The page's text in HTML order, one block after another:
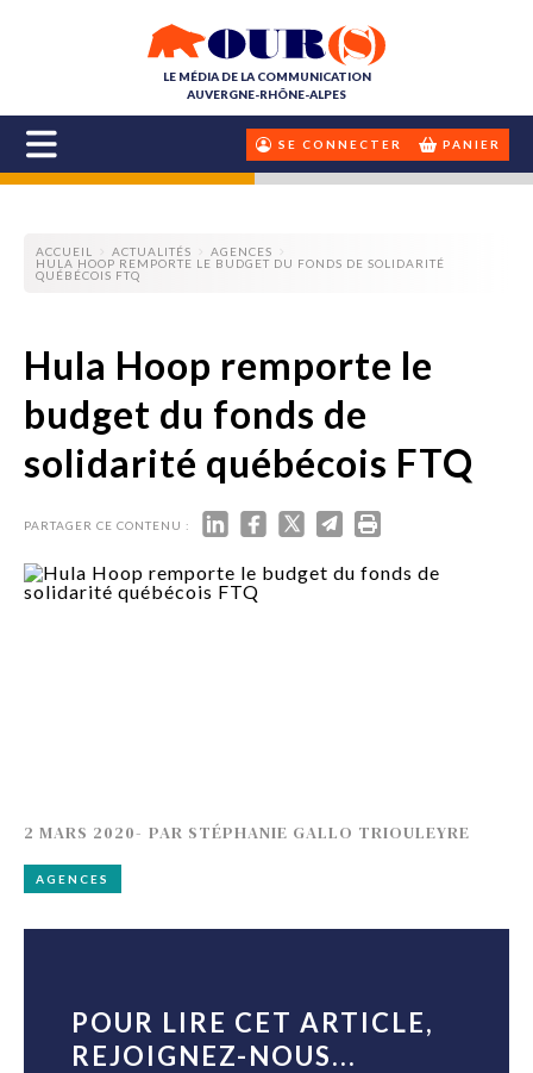
LE MÉDIA DE LA COMMUNICATION
AUVERGNE-RHÔNE-ALPES
SE CONNECTER PANIER
ACCUEIL ACTUALITÉS
AGENCES
HULA HOOP REMPORTE LE BUDGET DU FONDS DE SOLIDARITÉ
QUÉBÉCOIS FTQ
Hula Hoop remporte le
budget du fonds de
solidarité québécois FTQ
PARTAGER CE CONTENU :
2 MARS 2020- PAR STÉPHANIE GALLO TRIOULEYRE
AGENCES
POUR LIRE CET ARTICLE,
REJOIGNEZ-NOUS...